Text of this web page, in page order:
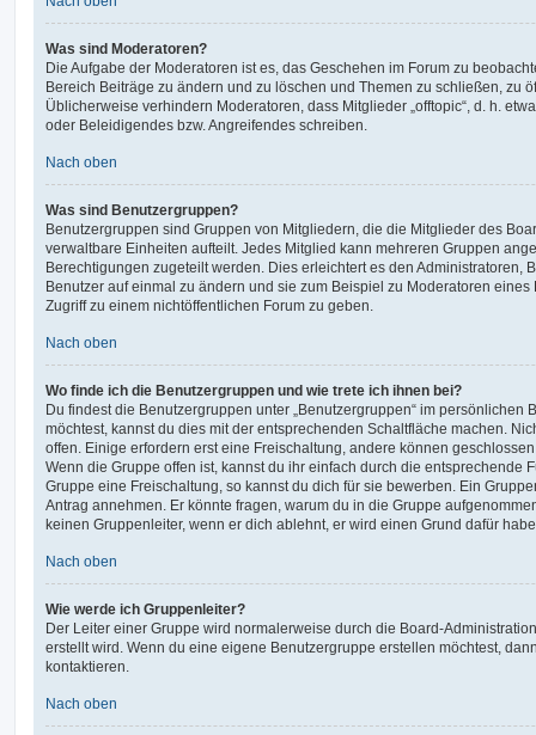
Was sind Moderatoren?
Die Aufgabe der Moderatoren ist es, das Geschehen im Forum zu
Bereich Beiträge zu ändern und zu löschen und Themen zu schließen, zu
Üblicherweise verhindern Moderatoren, dass Mitglieder „offtopic“, d. h.
oder Beleidigendes bzw. Angreifendes schreiben.
Nach oben
Was sind Benutzergruppen?
Benutzergruppen sind Gruppen von Mitgliedern, die die Mitglieder des
verwaltbare Einheiten aufteilt. Jedes Mitglied kann mehreren Gruppen
Berechtigungen zugeteilt werden. Dies erleichtert es den Administratoren,
Benutzer auf einmal zu ändern und sie zum Beispiel zu Moderatoren
Zugriff zu einem nichtöffentlichen Forum zu geben.
Nach oben
Wo finde ich die Benutzergruppen und wie trete ich ihnen bei?
Du findest die Benutzergruppen unter „Benutzergruppen“ im persönlichen
möchtest, kannst du dies mit der entsprechenden Schaltfläche machen.
offen. Einige erfordern erst eine Freischaltung, andere können
Wenn die Gruppe offen ist, kannst du ihr einfach durch die entsprechende
Gruppe eine Freischaltung, so kannst du dich für sie bewerben. Ein
Antrag annehmen. Er könnte fragen, warum du in die Gruppe
keinen Gruppenleiter, wenn er dich ablehnt, er wird einen Grund dafür
Nach oben
Wie werde ich Gruppenleiter?
Der Leiter einer Gruppe wird normalerweise durch die Board-
erstellt wird. Wenn du eine eigene Benutzergruppe erstellen möchtest,
kontaktieren.
Nach oben